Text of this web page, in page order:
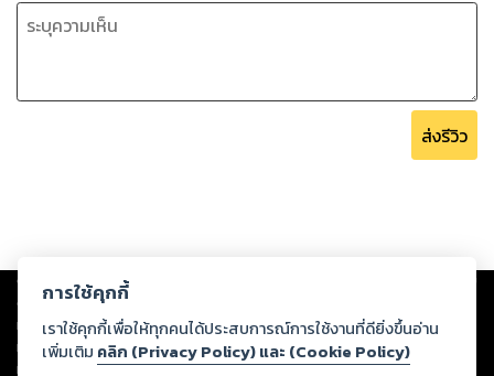
ส่งรีวิว
Copyright © 2026
ต่อผลงานหรือเนื้อหาใดที่อัปโหลดผ่านเว็บไซต์และปรากฏว่าละเมิดสิทธิใน
ทรัพย์สินทางปัญญาของบุคคลอื่นหรือขัดต่อกฎหมายและศีลธรรม ดังนั้น ผู้อ่าน
ทุกท่านโปรดใช้วิจารณญาณในการกลั่นกรองด้วยตนเอง และหากท่านพบว่าส่วน
หนึ่งส่วนใดขัดต่อกฎหมายและศีลธรรม กรุณาแจ้งมายังบริษัท เพื่อทีมงานจะได้
การใช้คุกกี้
เราใช้คุกกี้เพื่อให้ทุกคนได้ประสบการณ์การใช้งานที่ดียิ่งขึ้นอ่าน
เพิ่มเติม คลิก (Privacy Policy) และ (Cookie Policy)